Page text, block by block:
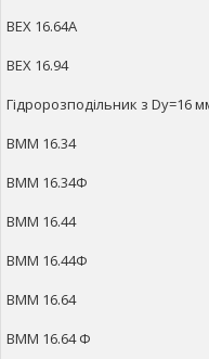
ВЕХ 16.64А
ВЕХ 16.94
Гідророзподільник з Dy=16
ВММ 16.34
ВММ 16.34Ф
ВММ 16.44
ВММ 16.44Ф
ВММ 16.64
ВММ 16.64 Ф